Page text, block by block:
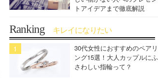
トアイデアまで徹底解説
Ranking キレイになりたい
30代女性におすすめのペアリ
ング15選！大人カップルにふ
さわしい指輪って？